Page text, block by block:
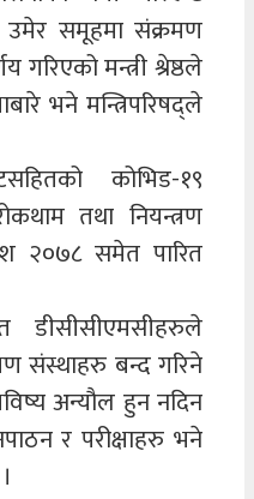
उमेर समूहमा संक्रमण
मन्त्री श्रेष्ठले
भने मन्त्रिपरिषद्ले
कोभिड-१९
तथा नियन्त्रण
२०७८ समेत पारित
डीसीसीएमसीहरुले
संस्थाहरु बन्द गरिने
अन्यौल हुन नदिन
र परीक्षाहरु भने